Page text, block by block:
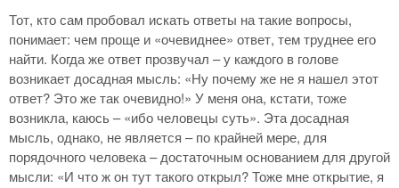
Тот, кто сам пробовал искать ответы на такие вопросы,
понимает: чем проще и «очевиднее» ответ, тем труднее его
найти. Когда же ответ прозвучал – у каждого в голове
возникает досадная мысль: «Ну почему же не я нашел этот
ответ? Это же так очевидно!» У меня она, кстати, тоже
возникла, каюсь – «ибо человецы суть». Эта досадная
мысль, однако, не является – по крайней мере, для
порядочного человека – достаточным основанием для другой
мысли: «И что ж он тут такого открыл? Тоже мне открытие, я